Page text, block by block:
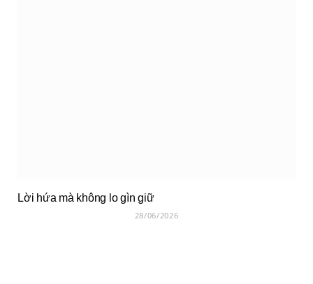
Lời hứa mà không lo gìn giữ
28/06/2026